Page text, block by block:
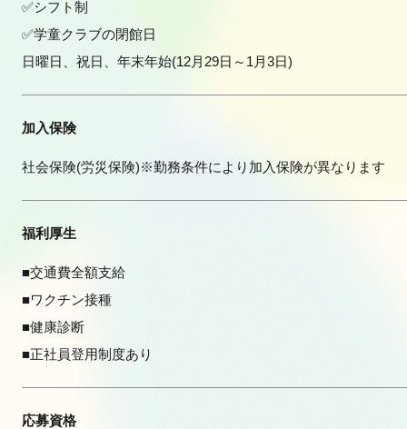
✅シフト制
✅学童クラブの閉館日
日曜日、祝日、年末年始(12月29日～1月3日)
加入保険
社会保険(労災保険)※勤務条件により加入保険が異なります
福利厚生
■交通費全額支給
■ワクチン接種
■健康診断
■正社員登用制度あり
応募資格